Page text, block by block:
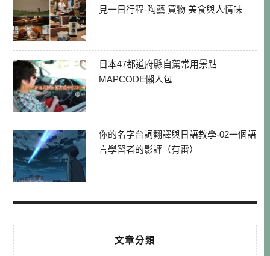
見一日行程-陶藝 買物 美食與人情味
日本47都道府縣自駕常用景點
MAPCODE懶人包
你的名字台詞翻譯與日語教學-02一個語
言學習者的影評（有雷）
文章分類